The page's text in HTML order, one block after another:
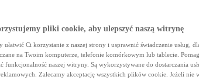
pliki cookie, aby ulepszyć naszą witrynę
ułatwić Ci korzystanie z naszej strony i usprawnić świadczenie usług,
na Twoim komputerze, telefonie komórkowym lub tablecie.
funkcjonalność naszej witryny. Są wykorzystywane do dostarczania
Zalecamy akceptację wszystkich plików cookie. Jeżeli nie